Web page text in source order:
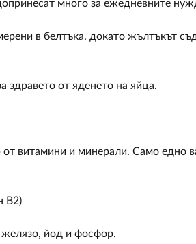
много за ежедневните
в белтъка, докато жълтъкът
здравето от яденето на яйца.
от витамини и минерали. Само едно
В2)
йод и фосфор.